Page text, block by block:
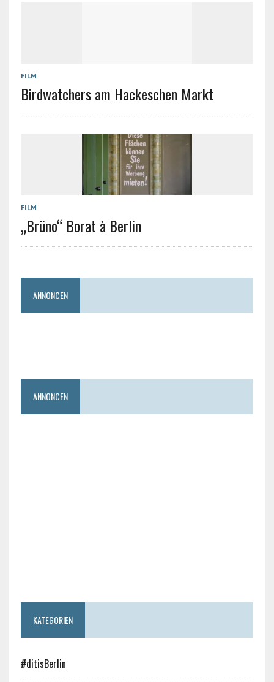
FILM
Birdwatchers am Hackeschen Markt
FILM
„Brüno“ Borat à Berlin
ANNONCEN
ANNONCEN
KATEGORIEN
#ditisBerlin